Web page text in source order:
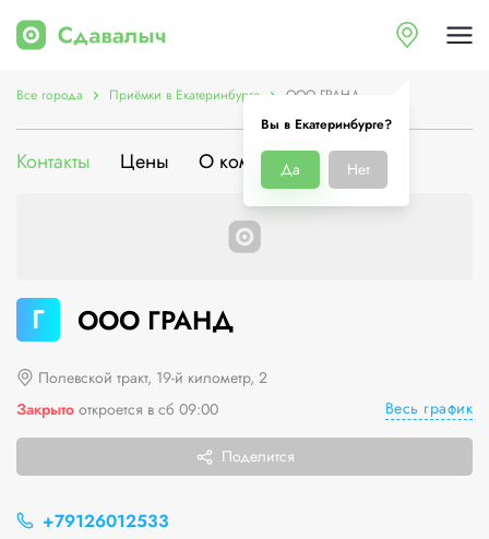
Вы в Екатеринбурге?
Да Нет
Все города Приёмки в Екатеринбурге ООО ГРАНД
Контакты Цены О компании
Г ООО ГРАНД
Полевской тракт, 19-й километр, 2
Закрыто откроется в сб 09:00 Весь график
Поделится
+79126012533